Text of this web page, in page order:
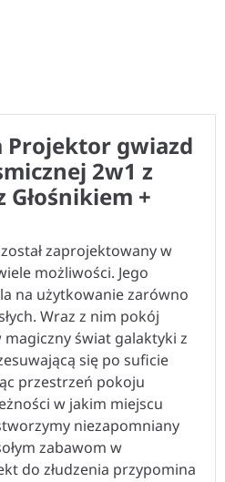
Projektor gwiazd
2w1 z
+
zaprojektowany w
możliwości. Jego
na użytkowanie zarówno
Wraz z nim pokój
świat galaktyki z
się po suficie
przestrzeń pokoju
w jakim miejscu
niezapomniany
zabawom w
do złudzenia przypomina